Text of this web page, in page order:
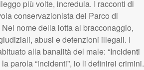
più volte, incredula. I racconti di
conservazionista del Parco di
nome della lotta al bracconaggio,
abusi e detenzioni illegali. I
alla banalità del male: “Incidenti
parola “incidenti”, io li definirei crimini.